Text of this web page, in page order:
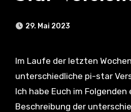
29. Mai 2023
Im Laufe der letzten Wochen habe ich
unterschiedliche pi-star
Ich habe Euch im Folgenden
Beschreibung der